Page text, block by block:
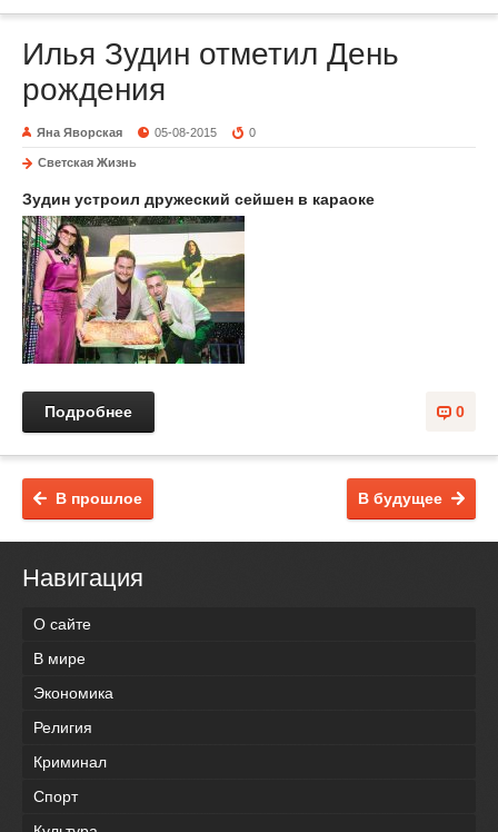
Илья Зудин отметил День
рождения
Яна Яворская 05-08-2015 0
Светская Жизнь
Зудин устроил дружеский сейшен в караоке
0
Подробнее
В будущее
В прошлое
Навигация
О сайте
В мире
Экономика
Религия
Криминал
Спорт